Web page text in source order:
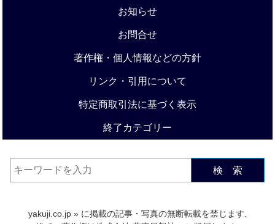
お知らせ
お問合せ
著作権・個人情報などの方針
リンク・引用について
特定商取引法に基づく表示
終了カテゴリー
検 索
yakuji.co.jp » に掲載の記事・写真の無断転載を禁じます.